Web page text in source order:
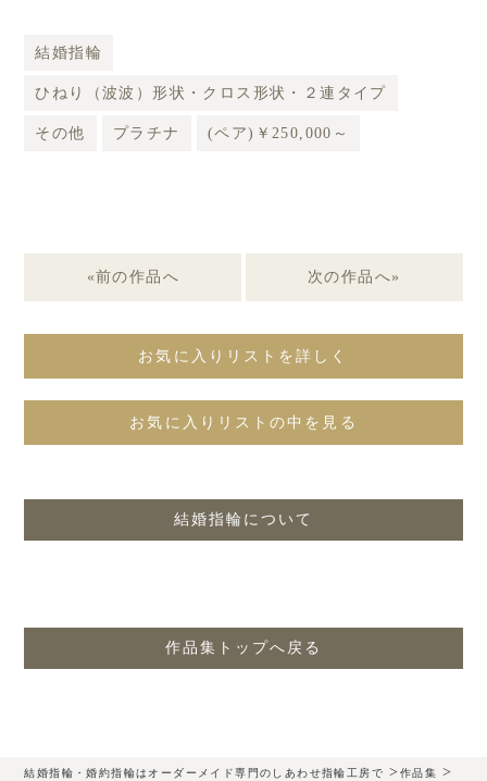
結婚指輪
ひねり（波波）形状・クロス形状・２連タイプ
その他 プラチナ (ペア)￥250,000～
«前の作品へ 次の作品へ»
お気に入りリストを詳しく
お気に入りリストの中を見る
結婚指輪について
作品集トップへ戻る
結婚指輪・婚約指輪はオーダーメイド専門のしあわせ指輪工房で > 作品集 >